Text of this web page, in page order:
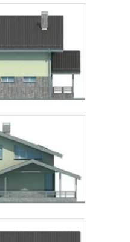
MAX
персональных данных
с
политикой
данных.